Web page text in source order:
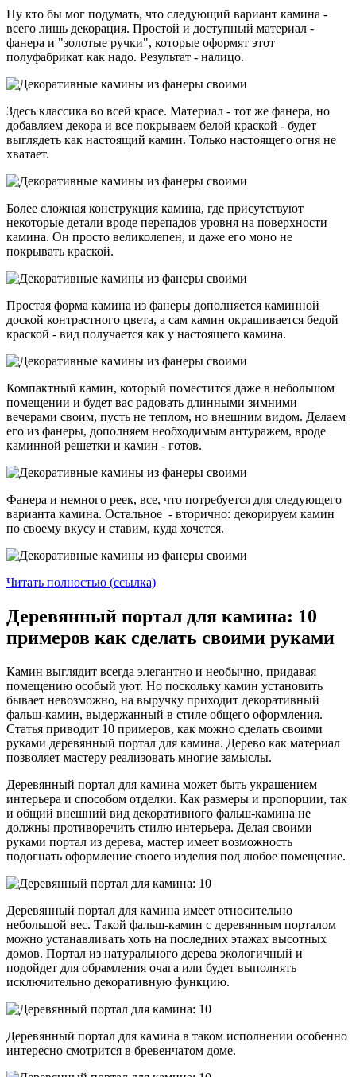
Ну кто бы мог подумать, что следующий вариант камина -
всего лишь декорация. Простой и доступный материал -
фанера и "золотые ручки", которые оформят этот
полуфабрикат как надо. Результат - налицо.
Здесь классика во всей красе. Материал - тот же фанера, но
добавляем декора и все покрываем белой краской - будет
выглядеть как настоящий камин. Только настоящего огня не
хватает.
Более сложная конструкция камина, где присутствуют
некоторые детали вроде перепадов уровня на поверхности
камина. Он просто великолепен, и даже его моно не
покрывать краской.
Простая форма камина из фанеры дополняется каминной
доской контрастного цвета, а сам камин окрашивается бедой
краской - вид получается как у настоящего камина.
Компактный камин, который поместится даже в небольшом
помещении и будет вас радовать длинными зимними
вечерами своим, пусть не теплом, но внешним видом. Делаем
его из фанеры, дополняем необходимым антуражем, вроде
каминной решетки и камин - готов.
Фанера и немного реек, все, что потребуется для следующего
варианта камина. Остальное - вторично: декорируем камин
по своему вкусу и ставим, куда хочется.
Читать полностью (ссылка)
Деревянный портал для камина: 10
примеров как сделать своими руками
Камин выглядит всегда элегантно и необычно, придавая
помещению особый уют. Но поскольку камин установить
бывает невозможно, на выручку приходит декоративный
фальш-камин, выдержанный в стиле общего оформления.
Статья приводит 10 примеров, как можно сделать своими
руками деревянный портал для камина. Дерево как материал
позволяет мастеру реализовать многие замыслы.
Деревянный портал для камина может быть украшением
интерьера и способом отделки. Как размеры и пропорции, так
и общий внешний вид декоративного фальш-камина не
должны противоречить стилю интерьера. Делая своими
руками портал из дерева, мастер имеет возможность
подогнать оформление своего изделия под любое помещение.
Деревянный портал для камина имеет относительно
небольшой вес. Такой фальш-камин с деревянным порталом
можно устанавливать хоть на последних этажах высотных
домов. Портал из натурального дерева экологичный и
подойдет для обрамления очага или будет выполнять
исключительно декоративную функцию.
Деревянный портал для камина в таком исполнении особенно
интересно смотрится в бревенчатом доме.